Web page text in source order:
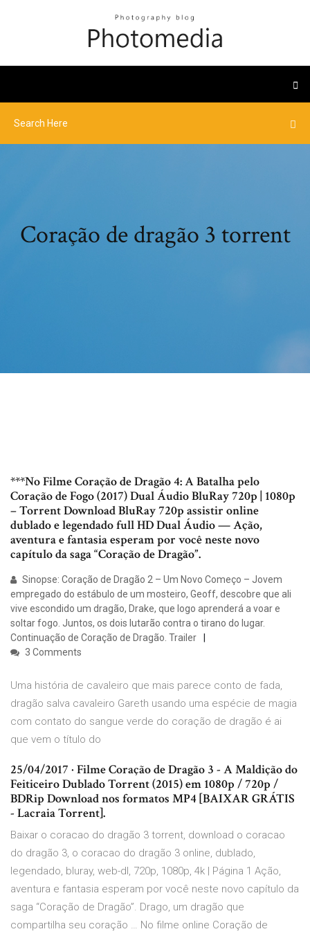
Coração de dragão 3 torrent
***No Filme Coração de Dragão 4: A Batalha pelo
Coração de Fogo (2017) Dual Áudio BluRay 720p | 1080p
– Torrent Download BluRay 720p assistir online
dublado e legendado full HD Dual Áudio — Ação,
aventura e fantasia esperam por você neste novo
capítulo da saga “Coração de Dragão”.
Sinopse: Coração de Dragão 2 – Um Novo Começo – Jovem
empregado do estábulo de um mosteiro, Geoff, descobre que ali
vive escondido um dragão, Drake, que logo aprenderá a voar e
soltar fogo. Juntos, os dois lutarão contra o tirano do lugar.
Continuação de Coração de Dragão. Trailer
3 Comments
Uma história de cavaleiro que mais parece conto de fada,
dragão salva cavaleiro Gareth usando uma espécie de magia
com contato do sangue verde do coração de dragão é ai
que vem o título do
25/04/2017 · Filme Coração de Dragão 3 - A Maldição do
Feiticeiro Dublado Torrent (2015) em 1080p / 720p /
BDRip Download nos formatos MP4 [BAIXAR GRÁTIS
- Lacraia Torrent].
Baixar o coracao do dragão 3 torrent, download o coracao
do dragão 3, o coracao do dragão 3 online, dublado,
legendado, bluray, web-dl, 720p, 1080p, 4k | Página 1 Ação,
aventura e fantasia esperam por você neste novo capítulo da
saga “Coração de Dragão”. Drago, um dragão que
compartilha seu coração … No filme online Coração de